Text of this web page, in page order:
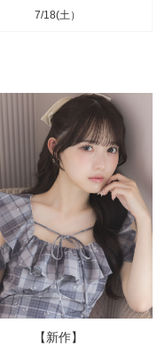
7/18(土）
【新作】